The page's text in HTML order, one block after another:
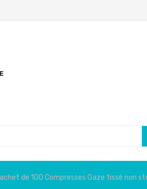
de 100 Compresses Gaze tissé non